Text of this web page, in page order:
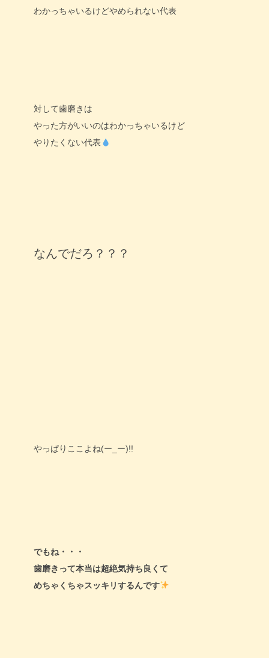
わかっちゃいるけどやめられない代表
対して歯磨きは
やった方がいいのはわかっちゃいるけど
やりたくない代表
なんでだろ？？？
やっぱりここよね(ー_ー)!!
でもね・・・
歯磨きって本当は超絶気持ち良くて
めちゃくちゃスッキリするんです